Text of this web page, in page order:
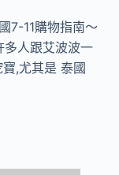
7-11購物指南～
多人跟艾波波一
,尤其是 泰國